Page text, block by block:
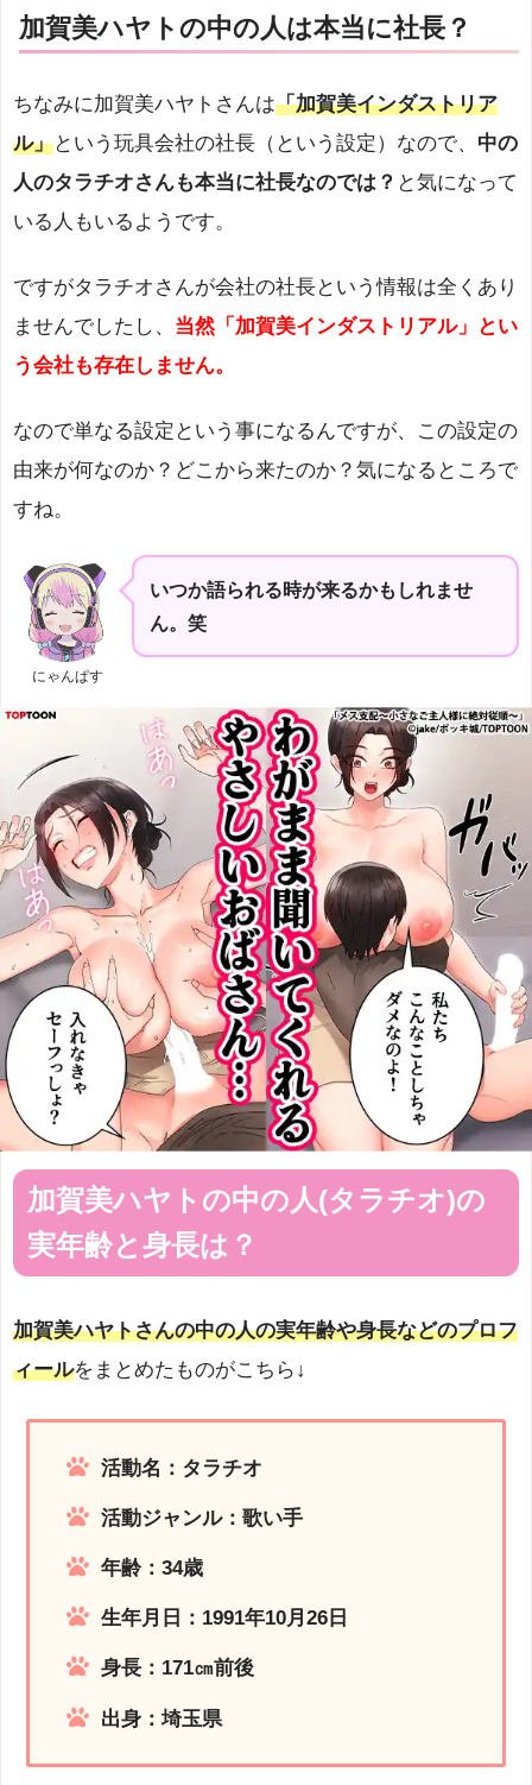
加賀美ハヤトの中の人は本当に社長？
ちなみに加賀美ハヤトさんは「加賀美インダストリア
ル」という玩具会社の社長（という設定）なので、 中の
人のタラチオさんも本当に社長なのでは？ と気になって
いる人もいるようです。
ですがタラチオさんが会社の社長という情報は全くあり
ませんでしたし、 当然「加賀美インダストリアル」とい
う会社も存在しません。
なので単なる設定という事になるんですが、この設定の
由来が何なのか？どこから来たのか？気になるところで
すね。
にゃんぱす
いつか語られる時が来るかもしれませ
ん。笑
加賀美ハヤトの中の人(タラチオ)の
実年齢と身長は？
加賀美ハヤトさんの中の人の実年齢や身長などのプロフ
ィールをまとめたものがこちら↓
活動名：タラチオ
活動ジャンル：歌い手
年齢：34歳
生年月日：1991年10月26日
身長：171㎝前後
出身：埼玉県